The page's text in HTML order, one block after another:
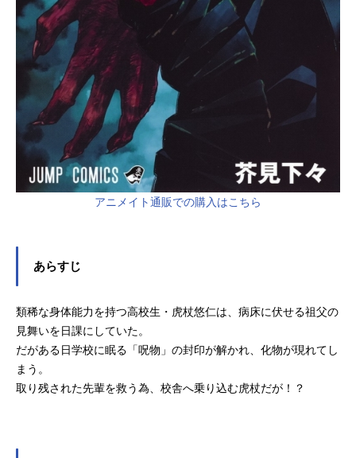
アニメイト通販での購入はこちら
あらすじ
類稀な身体能力を持つ高校生・虎杖悠仁は、病床に伏せる祖父の
見舞いを日課にしていた。
だがある日学校に眠る「呪物」の封印が解かれ、化物が現れてし
まう。
取り残された先輩を救う為、校舎へ乗り込む虎杖だが！？